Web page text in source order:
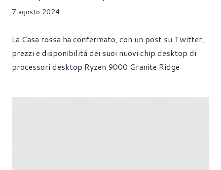
7 agosto 2024
La Casa rossa ha confermato, con un post su Twitter,
prezzi e disponibilità dei suoi nuovi chip desktop di
processori desktop Ryzen 9000 Granite Ridge